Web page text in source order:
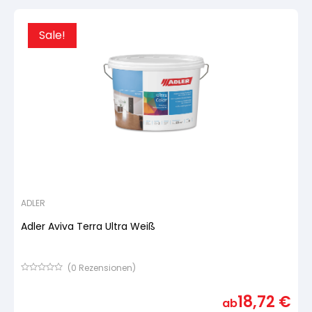
Sale!
ADLER
Adler Aviva Terra Ultra Weiß
(0 Rezensionen)
ab18,72 €